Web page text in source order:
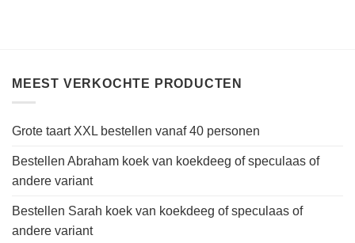
MEEST VERKOCHTE PRODUCTEN
Grote taart XXL bestellen vanaf 40 personen
Bestellen Abraham koek van koekdeeg of speculaas of
andere variant
Bestellen Sarah koek van koekdeeg of speculaas of
andere variant